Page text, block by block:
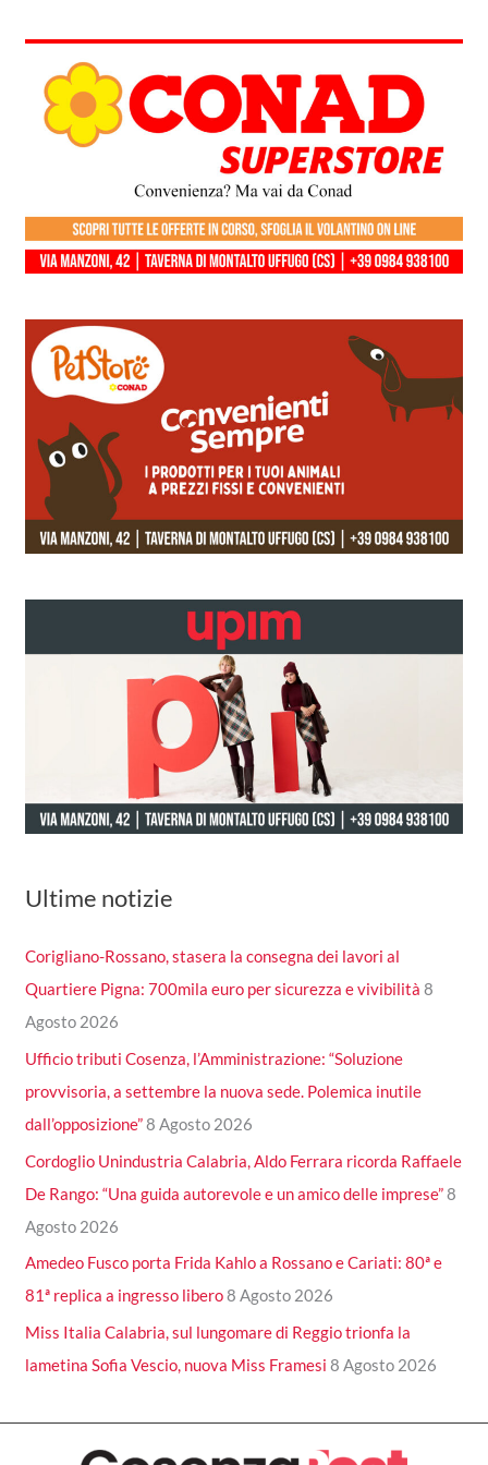
Ultime notizie
Corigliano-Rossano, stasera la consegna dei lavori al
Quartiere Pigna: 700mila euro per sicurezza e vivibilità 8
Agosto 2026
Ufficio tributi Cosenza, l’Amministrazione: “Soluzione
provvisoria, a settembre la nuova sede. Polemica inutile
dall’opposizione”8 Agosto 2026
Cordoglio Unindustria Calabria, Aldo Ferrara ricorda Raffaele
De Rango: “Una guida autorevole e un amico delle imprese”8
Agosto 2026
Amedeo Fusco porta Frida Kahlo a Rossano e Cariati: 80ª e
81ª replica a ingresso libero8 Agosto 2026
Miss Italia Calabria, sul lungomare di Reggio trionfa la
lametina Sofia Vescio, nuova Miss Framesi 8 Agosto 2026